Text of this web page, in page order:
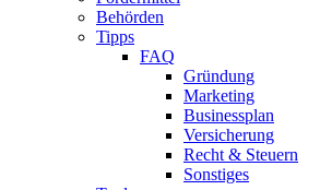
Behörden
Tipps
FAQ
Gründung
Marketing
Businessplan​
Versicherung
Recht & Steuern
Sonstiges